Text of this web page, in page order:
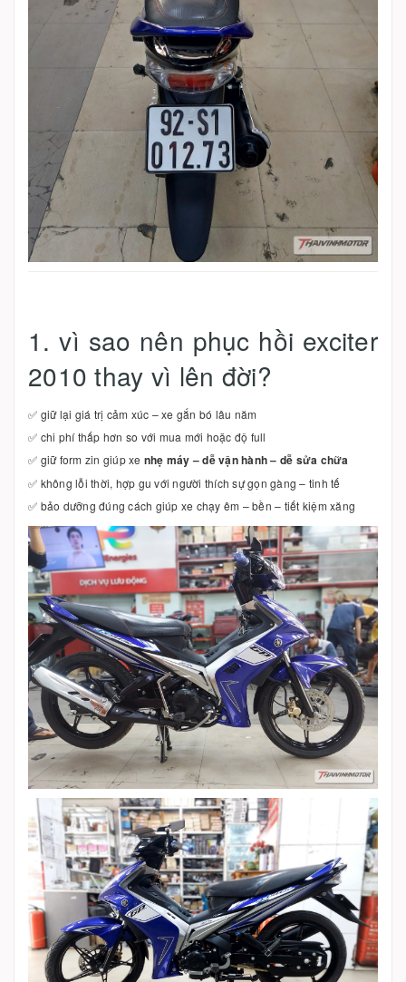
1. vì sao nên phục hồi exciter
2010 thay vì lên đời?
✅ giữ lại giá trị cảm xúc – xe gắn bó lâu năm
✅ chi phí thấp hơn so với mua mới hoặc độ full
✅ giữ form zin giúp xe nhẹ máy – dễ vận hành – dễ sửa chữa
✅ không lỗi thời, hợp gu với người thích sự gọn gàng – tinh tế
✅ bảo dưỡng đúng cách giúp xe chạy êm – bền – tiết kiệm xăng